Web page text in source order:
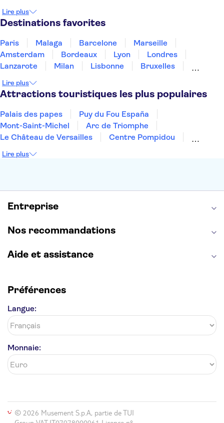
Thaïlande
Tunisie
Lire plus
Destinations favorites
Paris Malaga Barcelone
Marseille
Amsterdam
Bordeaux Lyon
Londres
Lanzarote
Milan Lisbonne
Bruxelles
Dubai
Minorque Copenhague Montpellier
Lire plus
Attractions touristiques les plus populaires
Palais des papes
Puy du Fou España
Mont-Saint-Michel
Arc de Triomphe
Le Château de Versailles
Centre Pompidou
La Chapelle Sixtine
Opéra Garnier
Lire plus
Entreprise
Nos recommandations
Aide et assistance
Préférences
Langue:
Monnaie:
© 2026 Musement S.p.A, partie de TUI